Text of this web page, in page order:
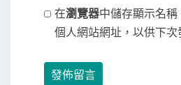
在瀏覽器中儲存顯示名
個人網站網址，以供下次